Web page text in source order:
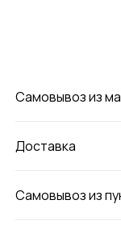
Самовывоз из
Доставка
Самовывоз из